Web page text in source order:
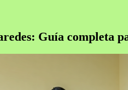
Guía completa